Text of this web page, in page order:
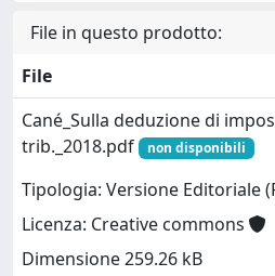
File in questo prodotto:
File
Cané_Sulla deduzione di
trib._2018.pdf
non disponibili
Tipologia: Versione Editoriale
Licenza: Creative commons
Dimensione 259.26 kB